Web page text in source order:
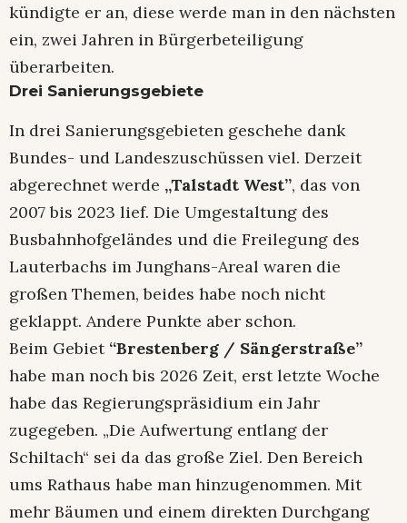
kündigte er an, diese werde man in den nächsten
ein, zwei Jahren in Bürgerbeteiligung
überarbeiten.
Drei Sanierungsgebiete
In drei Sanierungsgebieten geschehe dank
Bundes- und Landeszuschüssen viel. Derzeit
abgerechnet werde „Talstadt West”, das von
2007 bis 2023 lief. Die Umgestaltung des
Busbahnhofgeländes und die Freilegung des
Lauterbachs im Junghans-Areal waren die
großen Themen, beides habe noch nicht
geklappt. Andere Punkte aber schon.
Beim Gebiet “Brestenberg / Sängerstraße”
habe man noch bis 2026 Zeit, erst letzte Woche
habe das Regierungspräsidium ein Jahr
zugegeben. „Die Aufwertung entlang der
Schiltach“ sei da das große Ziel. Den Bereich
ums Rathaus habe man hinzugenommen. Mit
mehr Bäumen und einem direkten Durchgang